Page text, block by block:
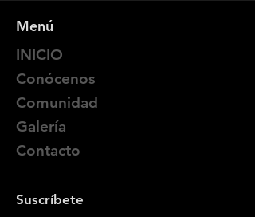
Menú
INICIO
Conócenos
Comunidad
Galería
Contacto
Suscríbete